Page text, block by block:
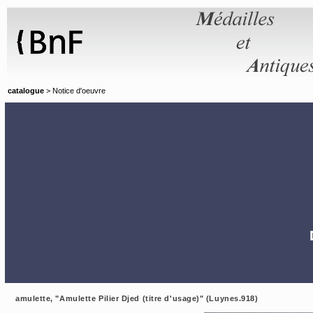
catalogue > Notice d'oeuvre
amulette, "Amulette Pilier Djed (titre d'usage)" (Luynes.918)